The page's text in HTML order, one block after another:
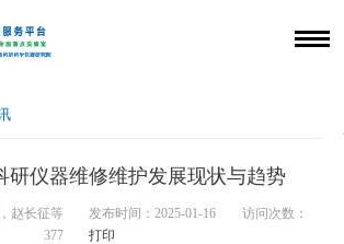
研仪器维修维护发展现状与趋势
赵长征等 发布时间：2025-01-16
访问次数：
377
打印